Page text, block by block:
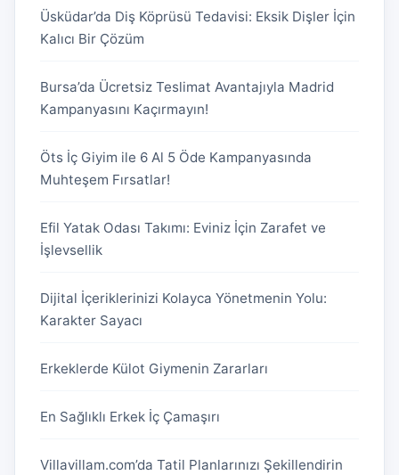
Üsküdar’da Diş Köprüsü Tedavisi: Eksik Dişler İçin
Kalıcı Bir Çözüm
Bursa’da Ücretsiz Teslimat Avantajıyla Madrid
Kampanyasını Kaçırmayın!
Öts İç Giyim ile 6 Al 5 Öde Kampanyasında
Muhteşem Fırsatlar!
Efil Yatak Odası Takımı: Eviniz İçin Zarafet ve
İşlevsellik
Dijital İçeriklerinizi Kolayca Yönetmenin Yolu:
Karakter Sayacı
Erkeklerde Külot Giymenin Zararları
En Sağlıklı Erkek İç Çamaşırı
Villavillam.com’da Tatil Planlarınızı Şekillendirin